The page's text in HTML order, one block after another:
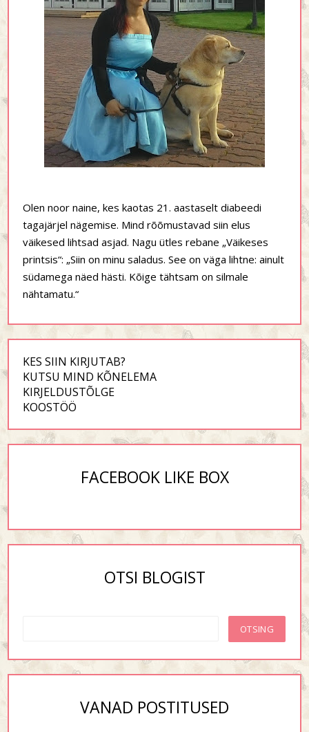
Olen noor naine, kes kaotas 21. aastaselt diabeedi
tagajärjel nägemise. Mind rõõmustavad siin elus
väikesed lihtsad asjad. Nagu ütles rebane „Väikeses
printsis“: „Siin on minu saladus. See on väga lihtne: ainult
südamega näed hästi. Kõige tähtsam on silmale
nähtamatu.“
KES SIIN KIRJUTAB?
KUTSU MIND KÕNELEMA
KIRJELDUSTÕLGE
KOOSTÖÖ
FACEBOOK LIKE BOX
OTSI BLOGIST
VANAD POSTITUSED